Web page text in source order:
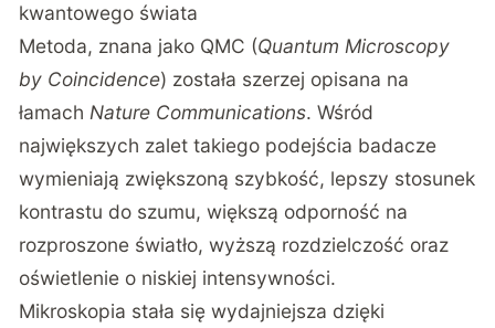
kwantowego świata
Metoda, znana jako QMC (Quantum Microscopy
by Coincidence) została szerzej opisana na
łamach Nature Communications. Wśród
największych zalet takiego podejścia badacze
wymieniają zwiększoną szybkość, lepszy stosunek
kontrastu do szumu, większą odporność na
rozproszone światło, wyższą rozdzielczość oraz
oświetlenie o niskiej intensywności.
Mikroskopia stała się wydajniejsza dzięki